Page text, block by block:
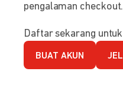
pengalaman
Daftar sekarang
BUAT AKUN